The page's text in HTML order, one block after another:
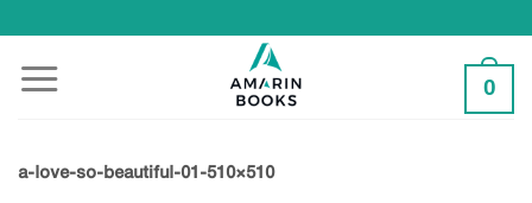
to
content
0
a-love-so-beautiful-01-510×510